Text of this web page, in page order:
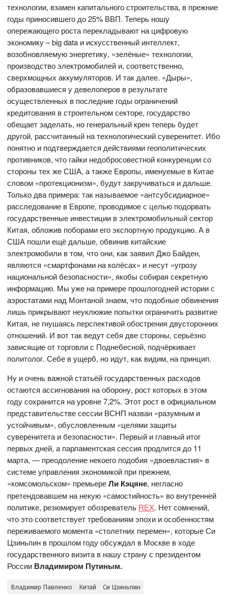
технологии, взамен капитального строительства, в прежние
годы приносившего до 25% ВВП. Теперь ношу
опережающего роста перекладывают на цифровую
экономику – big data и искусственный интеллект,
возобновляемую энергетику, «зелёные» технологии,
производство электромобилей и, соответственно,
сверхмощных аккумуляторов. И так далее. «Дыры»,
образовавшиеся у девелоперов в результате
осуществленных в последние годы ограничений
кредитования в строительном секторе, государство
обещает заделать, но генеральный крен теперь будет
другой, рассчитанный на технологический суверенитет. Ибо
понятно и подтверждается действиями геополитических
противников, что гайки недобросовестной конкуренции со
стороны тех же США, а также Европы, именуемые в Китае
словом «протекционизм», будут закручиваться и дальше.
Только два примера: так называемое «антсубсидиарное»
расследование в Европе, проводимое с целью подорвать
государственные инвестиции в электромобильный сектор
Китая, обложив поборами его экспортную продукцию. А в
США пошли ещё дальше, обвинив китайские
электромобили в том, что они, как заявил Джо Байден,
являются «смартфонами на колёсах» и несут «угрозу
национальной безопасности», якобы собирая секретную
информацию. Мы уже на примере прошлогодней истории с
аэростатами над Монтаной знаем, что подобные обвинения
лишь прикрывают неуклюжие попытки ограничить развитие
Китая, не гнушаясь перспективой обострения двусторонних
отношений. И вот так ведут себя две стороны, серьёзно
зависящие от торговли с Поднебесной, подчёркивает
политолог. Себе в ущерб, но идут, как видим, на принцип.
Ну и очень важной статьёй государственных расходов
остаются ассигнования на оборону, рост которых в этом
году сохранится на уровне 7,2%. Этот рост в официальном
представительстве сессии ВСНП назван «разумным и
устойчивым», обусловленным «целями защиты
суверенитета и безопасности». Первый и главный итог
первых дней, а парламентская сессия продлится до 11
марта, — преодоление некоего подобия «двоевластия» в
системе управления экономикой при прежнем,
«комсомольском» премьереЛи Кэцяне, негласно
претендовавшем на некую «самостийность» во внутренней
политике, резюмирует обозреватель REX. Нет сомнений,
что это соответствует требованиям эпохи и особенностям
переживаемого момента «столетних перемен», которые Си
Цзиньпин в прошлом году обсуждал в Москве в ходе
государственного визита в нашу страну с президентом
России Владимиром Путиным.
Владимир Павленко Китай Си Цзиньпин